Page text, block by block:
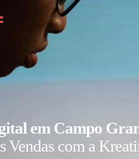
em Campo
Vendas com a